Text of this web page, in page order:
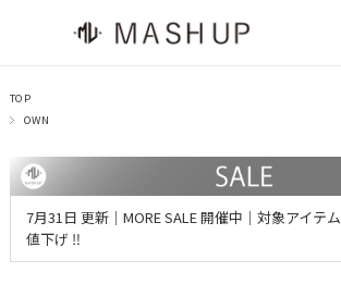
TOP
OWN
7月31日 更新｜MORE SALE 開催中｜対象アイテ
値下げ ‼